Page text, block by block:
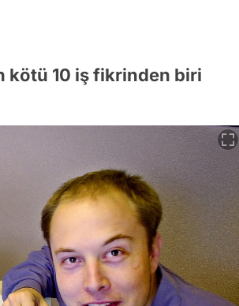
kötü 10 iş fikrinden biri